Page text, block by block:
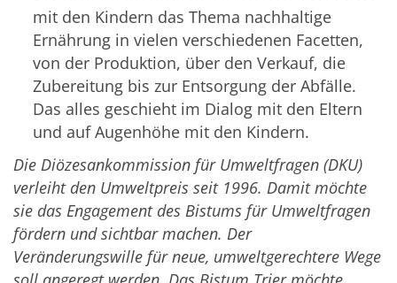
mit den Kindern das Thema nachhaltige
Ernährung in vielen verschiedenen Facetten,
von der Produktion, über den Verkauf, die
Zubereitung bis zur Entsorgung der Abfälle.
Das alles geschieht im Dialog mit den Eltern
und auf Augenhöhe mit den Kindern.
Die Diözesankommission für Umweltfragen (DKU)
verleiht den Umweltpreis seit 1996. Damit möchte
sie das Engagement des Bistums für Umweltfragen
fördern und sichtbar machen. Der
Veränderungswille für neue, umweltgerechtere Wege